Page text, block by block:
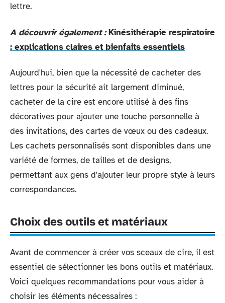
lettre.
A découvrir également : Kinésithérapie respiratoire
: explications claires et bienfaits essentiels
Aujourd'hui, bien que la nécessité de cacheter des
lettres pour la sécurité ait largement diminué,
cacheter de la cire est encore utilisé à des fins
décoratives pour ajouter une touche personnelle à
des invitations, des cartes de vœux ou des cadeaux.
Les cachets personnalisés sont disponibles dans une
variété de formes, de tailles et de designs,
permettant aux gens d'ajouter leur propre style à leurs
correspondances.
Choix des outils et matériaux
Avant de commencer à créer vos sceaux de cire, il est
essentiel de sélectionner les bons outils et matériaux.
Voici quelques recommandations pour vous aider à
choisir les éléments nécessaires :